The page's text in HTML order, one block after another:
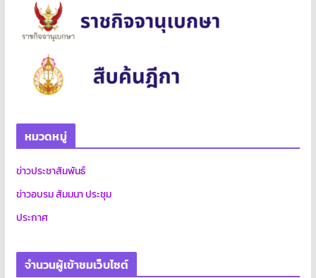
หมวดหมู่
ข่าวประชาสัมพันธ์
ข่าวอบรม สัมมนา ประชุม
ประกาศ
จำนวนผู้เข้าชมเว็บไซต์